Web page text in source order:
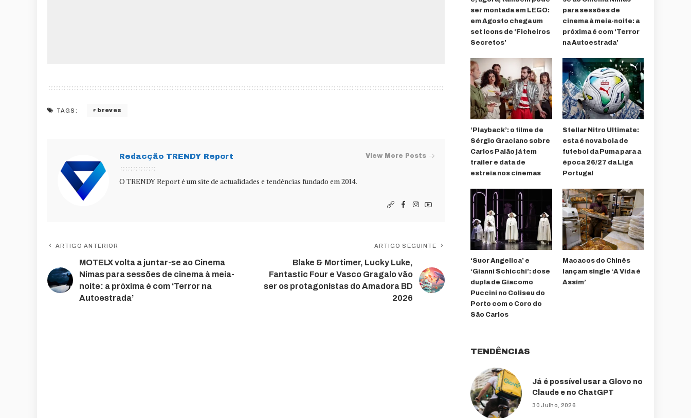
TAGS: breves
Redacção TRENDY Report View More Posts
O TRENDY Report é um site de actualidades e tendências fundado em 2014.
ARTIGO ANTERIOR
MOTELX volta a juntar-se ao Cinema
Nimas para sessões de cinema à meia-
noite: a próxima é com ‘Terror na
Autoestrada’
ARTIGO SEGUINTE
Blake & Mortimer, Lucky Luke,
Fantastic Four e Vasco Gragalo vão
ser os protagonistas do Amadora BD
2026
ser montada em LEGO:
em Agosto chega um
set Icons de ‘Ficheiros
Secretos’
para sessões de
cinema à meia-noite: a
próxima é com ‘Terror
na Autoestrada’
‘Playback’: o filme de
Sérgio Graciano sobre
Carlos Paião já tem
trailer e data de
estreia nos cinemas
Stellar Nitro Ultimate:
esta é nova bola de
futebol da Puma para a
época 26/27 da Liga
Portugal
‘Suor Angelica’ e
‘Gianni Schicchi’: dose
dupla de Giacomo
Puccini no Coliseu do
Porto com o Coro do
São Carlos
Macacos do Chinês
lançam single ‘A Vida é
Assim’
TENDÊNCIAS
Já é possível usar a Glovo no
Claude e no ChatGPT
30 Julho, 2026